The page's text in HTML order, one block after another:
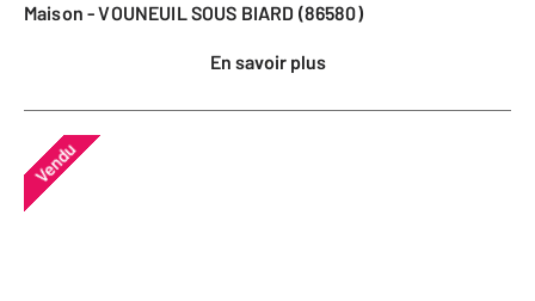
Maison - VOUNEUIL SOUS BIARD (86580)
En savoir plus
Vendu